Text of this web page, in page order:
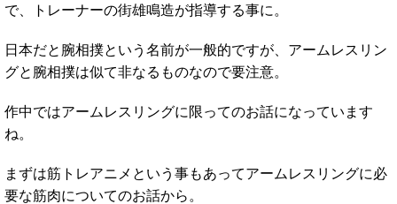
で、トレーナーの街雄鳴造が指導する事に。
日本だと腕相撲という名前が一般的ですが、アームレスリン
グと腕相撲は似て非なるものなので要注意。
作中ではアームレスリングに限ってのお話になっています
ね。
まずは筋トレアニメという事もあってアームレスリングに必
要な筋肉についてのお話から。